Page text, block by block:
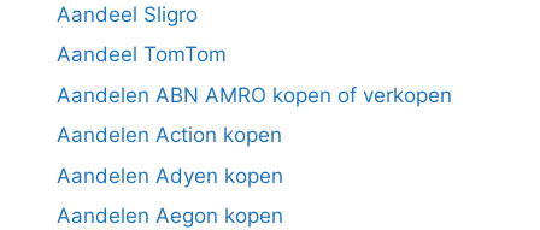
Aandeel Sligro
Aandeel TomTom
Aandelen ABN AMRO kopen of verkopen
Aandelen Action kopen
Aandelen Adyen kopen
Aandelen Aegon kopen